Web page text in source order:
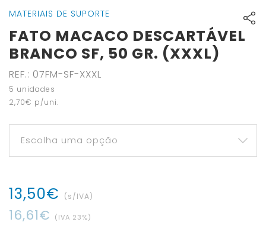
MATERIAIS DE SUPORTE
FATO MACACO DESCARTÁVEL
BRANCO SF, 50 GR. (XXXL)
REF.: 07FM-SF-XXXL
5 unidades
2,70€ p/uni.
13,50€ (s/IVA)
16,61€ (IVA 23%)